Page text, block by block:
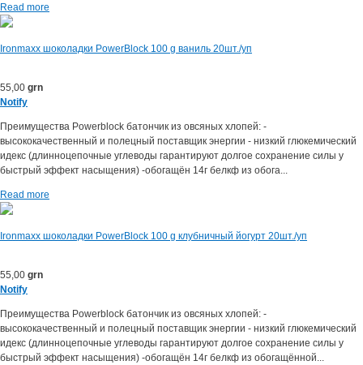
Read more
Ironmaxx шоколадки PowerBlock 100 g ваниль 20шт./уп
55,00 grn
Notify
Преимущества Powerblock батончик из овсяных хлопей: -
высококачественный и полецный поставщик энергии - низкий глюкемический
идекс (длинноцепочные углеводы гарантируют долгое сохранение силы у
быстрый эффект насыщения) -обогащён 14г белкф из обога...
Read more
Ironmaxx шоколадки PowerBlock 100 g клубничный йогурт 20шт./уп
55,00 grn
Notify
Преимущества Powerblock батончик из овсяных хлопей: -
высококачественный и полецный поставщик энергии - низкий глюкемический
идекс (длинноцепочные углеводы гарантируют долгое сохранение силы у
быстрый эффект насыщения) -обогащён 14г белкф из обогащённой...